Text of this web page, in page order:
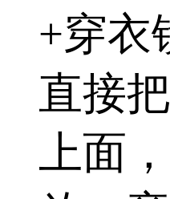
+穿衣
直接
上面